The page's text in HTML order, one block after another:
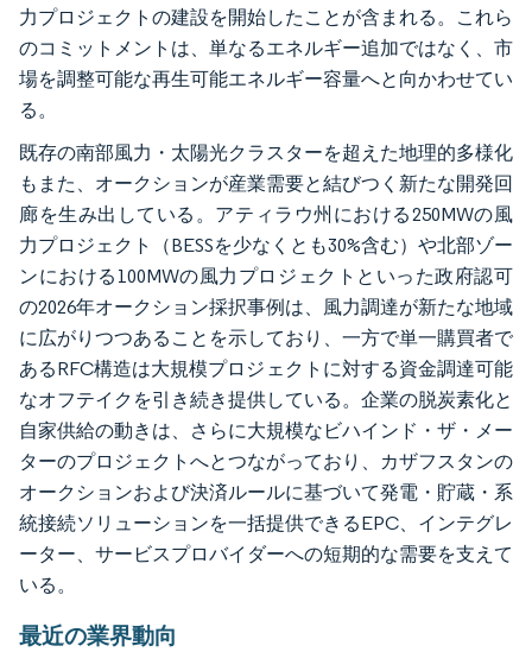
力プロジェクトの建設を開始したことが含まれる。これら
のコミットメントは、単なるエネルギー追加ではなく、市
場を調整可能な再生可能エネルギー容量へと向かわせてい
る。
既存の南部風力・太陽光クラスターを超えた地理的多様化
もまた、オークションが産業需要と結びつく新たな開発回
廊を生み出している。アティラウ州における250MWの風
力プロジェクト（BESSを少なくとも30%含む）や北部ゾー
ンにおける100MWの風力プロジェクトといった政府認可
の2026年オークション採択事例は、風力調達が新たな地域
に広がりつつあることを示しており、一方で単一購買者で
あるRFC構造は大規模プロジェクトに対する資金調達可能
なオフテイクを引き続き提供している。企業の脱炭素化と
自家供給の動きは、さらに大規模なビハインド・ザ・メー
ターのプロジェクトへとつながっており、カザフスタンの
オークションおよび決済ルールに基づいて発電・貯蔵・系
統接続ソリューションを一括提供できるEPC、インテグレ
ーター、サービスプロバイダーへの短期的な需要を支えて
いる。
最近の業界動向